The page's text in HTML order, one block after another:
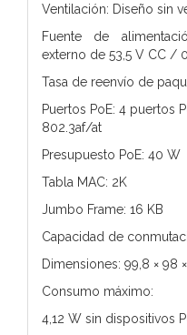
Ventilación: Diseño sin
Fuente de
externo de 53,5 V CC /
Tasa de reenvío de
Puertos PoE: 4 puertos
802.3af/at
Presupuesto PoE: 40 W
Tabla MAC: 2K
Jumbo Frame: 16 KB
Capacidad de
Dimensiones: 99,8 × 98
Consumo máximo:
4,12 W sin dispositivos